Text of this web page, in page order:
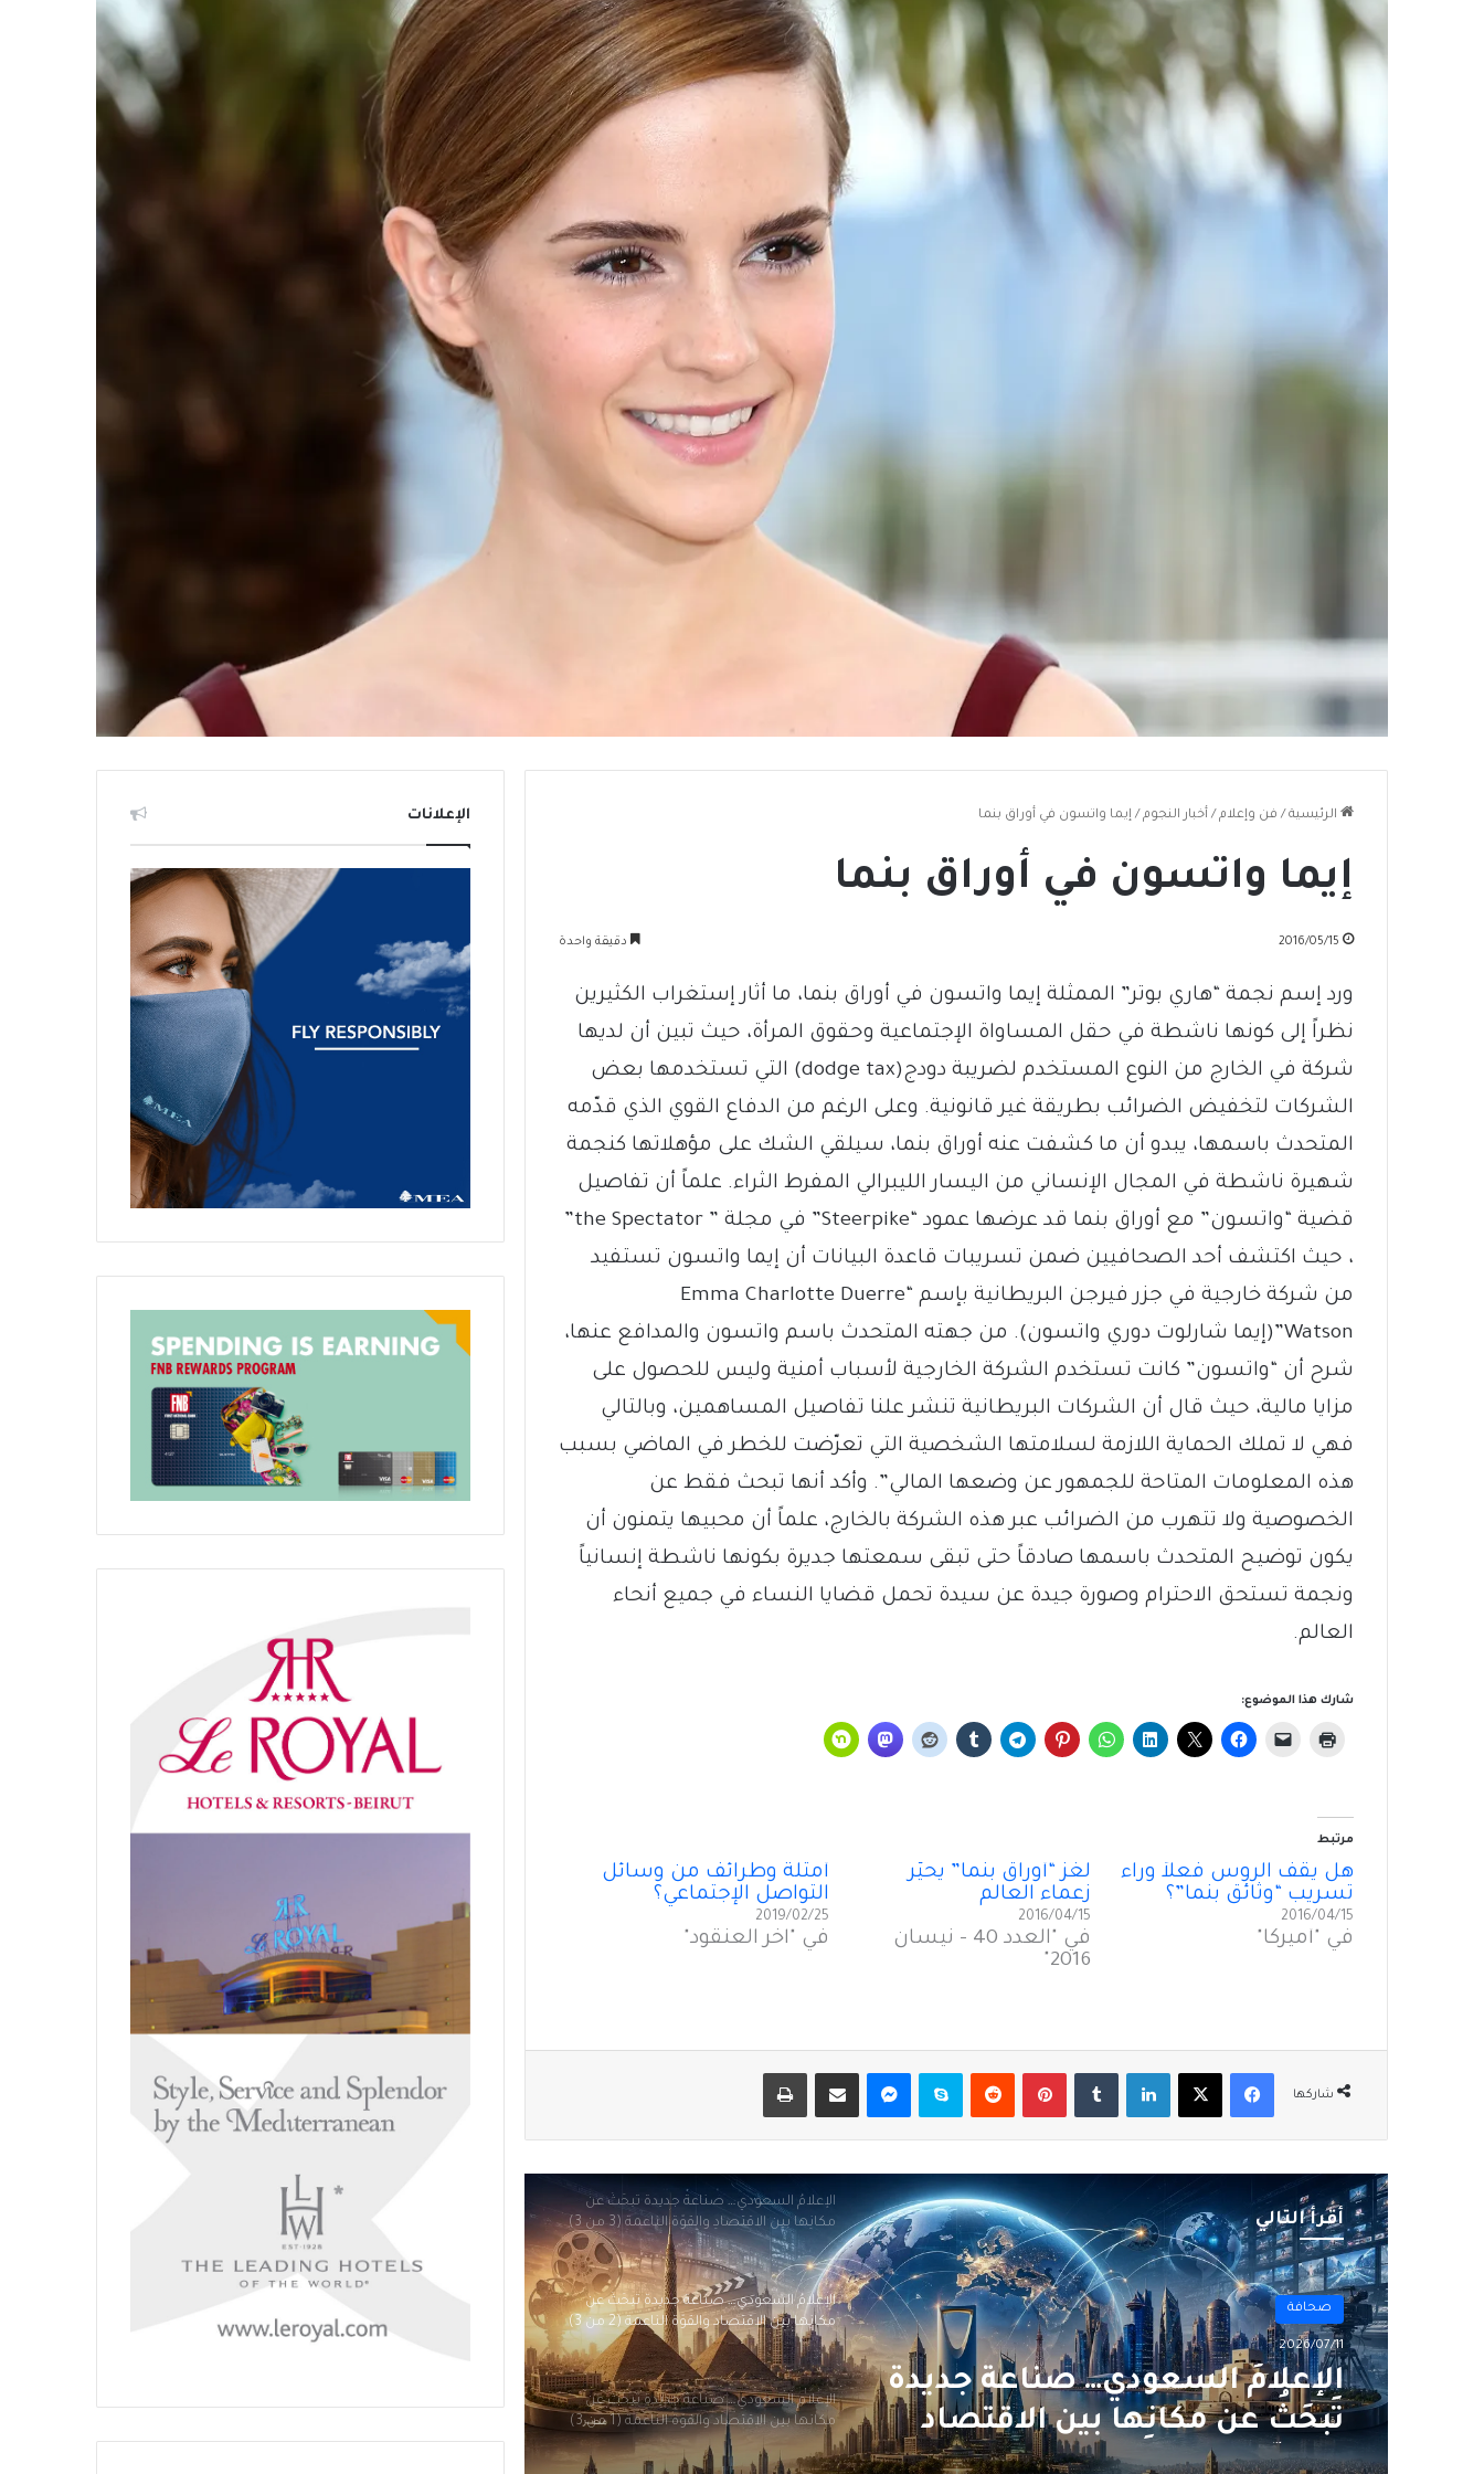
الرئيسية / فن وإعلام / أخبار النجوم / إيما واتسون في أوراق بنما
إيما واتسون في أوراق بنما
2016/05/15 دقيقة واحدة
ورد إسم نجمة “هاري بوتر” الممثلة إيما واتسون في أوراق بنما، ما أثار إستغراب الكثيرين
نظراً إلى كونها ناشطة في حقل المساواة الإجتماعية وحقوق المرأة، حيث تبين أن لديها
شركة في الخارج من النوع المستخدم لضريبة دودج(dodge tax) التي تستخدمها بعض
الشركات لتخفيض الضرائب بطريقة غير قانونية. وعلى الرغم من الدفاع القوي الذي قدّمه
المتحدث باسمها، يبدو أن ما كشفت عنه أوراق بنما، سيلقي الشك على مؤهلاتها كنجمة
شهيرة ناشطة في المجال الإنساني من اليسار الليبرالي المفرط الثراء. علماً أن تفاصيل
قضية “واتسون” مع أوراق بنما قد عرضها عمود “Steerpike” في مجلة ” the Spectator”
، حيث اكتشف أحد الصحافيين ضمن تسريبات قاعدة البيانات أن إيما واتسون تستفيد
من شركة خارجية في جزر فيرجن البريطانية بإسم “Emma Charlotte Duerre
Watson”(إيما شارلوت دوري واتسون). من جهته المتحدث باسم واتسون والمدافع عنها،
شرح أن “واتسون” كانت تستخدم الشركة الخارجية لأسباب أمنية وليس للحصول على
مزايا مالية، حيث قال أن الشركات البريطانية تنشر علنا تفاصيل المساهمين، وبالتالي
فهي لا تملك الحماية اللازمة لسلامتها الشخصية التي تعرّضت للخطر في الماضي بسبب
هذه المعلومات المتاحة للجمهور عن وضعها المالي”. وأكد أنها تبحث فقط عن
الخصوصية ولا تتهرب من الضرائب عبر هذه الشركة بالخارج، علماً أن محبيها يتمنون أن
يكون توضيح المتحدث باسمها صادقاً حتى تبقى سمعتها جديرة بكونها ناشطة إنسانياً
ونجمة تستحق الاحترام وصورة جيدة عن سيدة تحمل قضايا النساء في جميع أنحاء
العالم.
شارك هذا الموضوع:
مرتبط
هل يقف الروس فعلاً وراء
تسريب “وثائق بنما”؟
2016/04/15
في "أميركا"
لغز “أوراق بنما” يحيّر
زعماء العالم
2016/04/15
في "العدد 40 - نيسان
2016"
أمثلة وطرائف من وسائل
التواصل الإجتماعي؟
2019/02/25
في "آخر العنقود"
شاركها
فيسبوك‫X لينكدإن بينتيريست سكايب ماسنجر مشاركة عبر البريد طباعة
أقرأ التالي
صحافة
2026/07/10
الإعلام السعودي… صناعةٌ جديدة
تَبحَثُ عن مكانها بين الاقتصاد
والقوّة الناعمة (1 من 3)
الإعلامُ السعودي… صناعةٌ جديدة تَبحَثُ عن
مكانِها بين الاقتصاد والقوّة الناعمة (2 من 3)
تونس قيس سعيّد: عندما تُصبِحُ المحكمة
زنزانةً للصحافيين
الإعلامُ السعودي… صناعةٌ جديدة تَبحَثُ عن
الإعلامُ السعودي… صناعةٌ جديدة تَبحَثُ عن
مكانِها بين الاقتصاد والقوّة الناعمة (2 من 3)
الإعلام السعودي… صناعةٌ جديدة تَبحَثُ عن
مكانها بين الاقتصاد والقوّة الناعمة (1 من 3)
تونس قيس سعيّد: عندما تُصبِحُ المحكمة
زنزانةً للصحافيين
الإعلانات